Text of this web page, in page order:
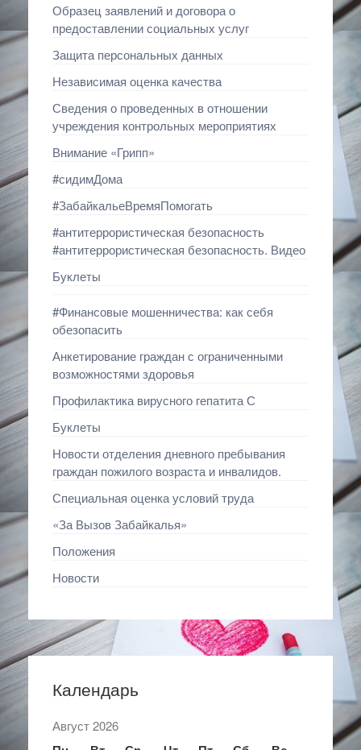
Образец заявлений и договора о
предоставлении социальных услуг
Защита персональных данных
Независимая оценка качества
Сведения о проведенных в отношении
учреждения контрольных мероприятиях
Внимание «Грипп»
#сидимДома
#ЗабайкальеВремяПомогать
#антитеррористическая безопасность
#антитеррористическая безопасность. Видео
Буклеты
#Финансовые мошенничества: как себя
обезопасить
Анкетирование граждан с ограниченными
возможностями здоровья
Профилактика вирусного гепатита С
Буклеты
Новости отделения дневного пребывания
граждан пожилого возраста и инвалидов.
Специальная оценка условий труда
«За Вызов Забайкалья»
Положения
Новости
Календарь
Август 2026